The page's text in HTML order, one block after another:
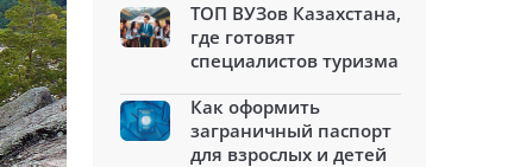
ТОП ВУЗов Казахстана,
где готовят
специалистов туризма
Как оформить
заграничный паспорт
для взрослых и детей